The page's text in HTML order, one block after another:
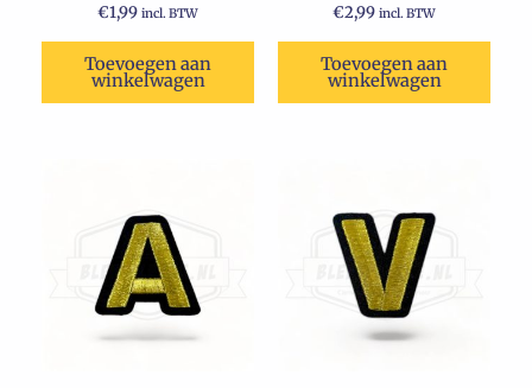
€1,99 incl. BTW
Toevoegen aan
winkelwagen
€2,99 incl. BTW
Toevoegen aan
winkelwagen